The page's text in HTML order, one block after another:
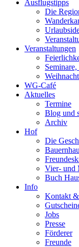
Ausflugstipps
Die
Veranstaltungen
WG-Café
Aktuelles
Termine
Blog und
Archiv
Hof
Die
Vier- und
Buch
Info
Kontakt
Jobs
Presse
Förderer
Freunde